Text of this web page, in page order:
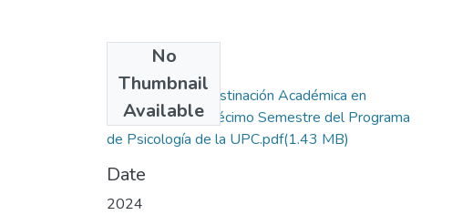
No
Thumbnail
Available
Niveles de Procrastinación Académica en
Estudiantes de Décimo Semestre del Programa
de Psicología de la UPC.pdf(1.43 MB)
Date
2024